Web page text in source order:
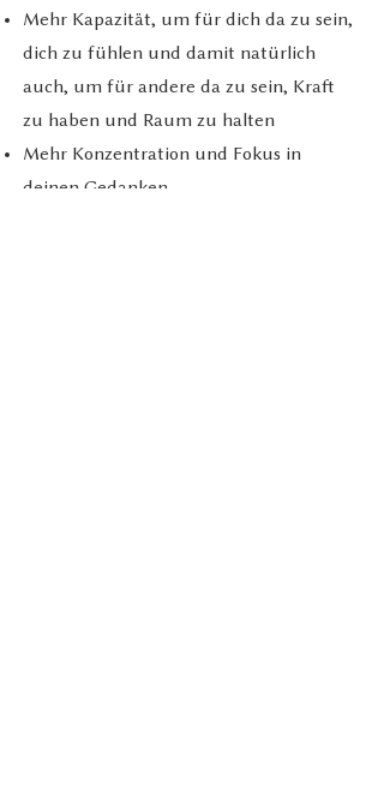
Mehr Kapazität, um für dich da zu sein,
dich zu fühlen und damit natürlich
auch, um für andere da zu sein, Kraft
zu haben und Raum zu halten
Mehr Konzentration und Fokus in
deinen Gedanken